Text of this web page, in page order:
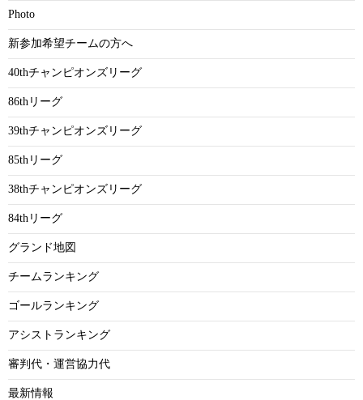
Photo
新参加希望チームの方へ
40thチャンピオンズリーグ
86thリーグ
39thチャンピオンズリーグ
85thリーグ
38thチャンピオンズリーグ
84thリーグ
グランド地図
チームランキング
ゴールランキング
アシストランキング
審判代・運営協力代
最新情報